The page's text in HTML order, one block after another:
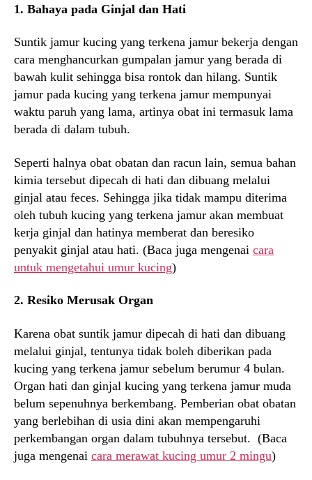
1. Bahaya pada Ginjal dan Hati
Suntik jamur kucing yang terkena jamur bekerja dengan
cara menghancurkan gumpalan jamur yang berada di
bawah kulit sehingga bisa rontok dan hilang. Suntik
jamur pada kucing yang terkena jamur mempunyai
waktu paruh yang lama, artinya obat ini termasuk lama
berada di dalam tubuh.
Seperti halnya obat obatan dan racun lain, semua bahan
kimia tersebut dipecah di hati dan dibuang melalui
ginjal atau feces. Sehingga jika tidak mampu diterima
oleh tubuh kucing yang terkena jamur akan membuat
kerja ginjal dan hatinya memberat dan beresiko
penyakit ginjal atau hati. (Baca juga mengenai cara
untuk mengetahui umur kucing)
2. Resiko Merusak Organ
Karena obat suntik jamur dipecah di hati dan dibuang
melalui ginjal, tentunya tidak boleh diberikan pada
kucing yang terkena jamur sebelum berumur 4 bulan.
Organ hati dan ginjal kucing yang terkena jamur muda
belum sepenuhnya berkembang. Pemberian obat obatan
yang berlebihan di usia dini akan mempengaruhi
perkembangan organ dalam tubuhnya tersebut. (Baca
juga mengenai cara merawat kucing umur 2 mingu)